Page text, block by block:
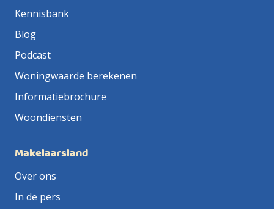
Kennisbank
Blog
Podcast
Woningwaarde berekenen
Informatiebrochure
Woondiensten
Makelaarsland
Over ons
In de pers